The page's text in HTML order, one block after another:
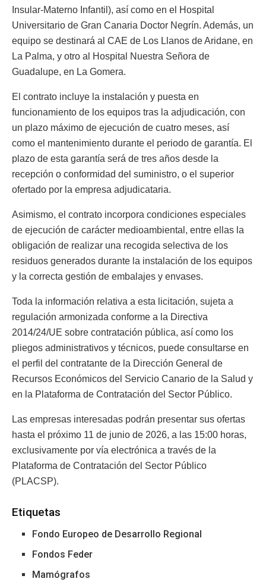
Insular-Materno Infantil), así como en el Hospital
Universitario de Gran Canaria Doctor Negrín. Además, un
equipo se destinará al CAE de Los Llanos de Aridane, en
La Palma, y otro al Hospital Nuestra Señora de
Guadalupe, en La Gomera.
El contrato incluye la instalación y puesta en
funcionamiento de los equipos tras la adjudicación, con
un plazo máximo de ejecución de cuatro meses, así
como el mantenimiento durante el periodo de garantía. El
plazo de esta garantía será de tres años desde la
recepción o conformidad del suministro, o el superior
ofertado por la empresa adjudicataria.
Asimismo, el contrato incorpora condiciones especiales
de ejecución de carácter medioambiental, entre ellas la
obligación de realizar una recogida selectiva de los
residuos generados durante la instalación de los equipos
y la correcta gestión de embalajes y envases.
Toda la información relativa a esta licitación, sujeta a
regulación armonizada conforme a la Directiva
2014/24/UE sobre contratación pública, así como los
pliegos administrativos y técnicos, puede consultarse en
el perfil del contratante de la Dirección General de
Recursos Económicos del Servicio Canario de la Salud y
en la Plataforma de Contratación del Sector Público.
Las empresas interesadas podrán presentar sus ofertas
hasta el próximo 11 de junio de 2026, a las 15:00 horas,
exclusivamente por vía electrónica a través de la
Plataforma de Contratación del Sector Público
(PLACSP).
Etiquetas
Fondo Europeo de Desarrollo Regional
Fondos Feder
Mamógrafos